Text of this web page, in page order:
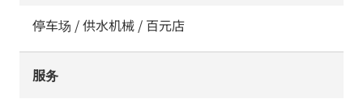
停车场 / 供水机械 / 百元店
服务